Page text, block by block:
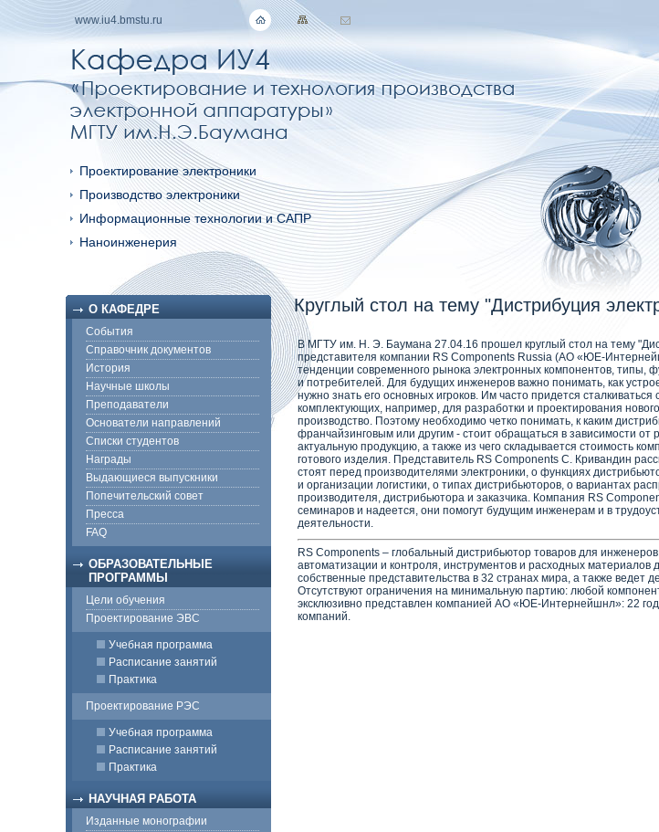
www.iu4.bmstu.ru
Проектирование электроники
Производство электроники
Информационные технологии и САПР
Наноинженерия
О КАФЕДРЕ
События
Справочник документов
История
Научные школы
Преподаватели
Основатели направлений
Списки студентов
Награды
Выдающиеся выпускники
Попечительский совет
Пресса
FAQ
ОБРАЗОВАТЕЛЬНЫЕ
ПРОГРАММЫ
Цели обучения
Проектирование ЭВС
Учебная программа
Расписание занятий
Практика
Проектирование РЭС
Учебная программа
Расписание занятий
Практика
НАУЧНАЯ РАБОТА
Изданные монографии
Круглый стол на тему "Дистрибуция
В МГТУ им. Н. Э. Баумана 27.04.16 прошел круглый стол на тему
представителя компании RS Components Russia (АО «ЮЕ-
тенденции современного рынока электронных компонентов, типы,
и потребителей. Для будущих инженеров важно понимать, как
нужно знать его основных игроков. Им часто придется
комплектующих, например, для разработки и проектирования
производство. Поэтому необходимо четко понимать, к каким
франчайзинговым или другим - стоит обращаться в зависимости
актуальную продукцию, а также из чего складывается стоимость
готового изделия. Представитель RS Components С. Кривандин
стоят перед производителями электроники, о функциях
и организации логистики, о типах дистрибьюторов, о вариантах
производителя, дистрибьютора и заказчика. Компания RS
семинаров и надеется, они помогут будущим инженерам и в
деятельности.
RS Components – глобальный дистрибьютор товаров для
автоматизации и контроля, инструментов и расходных
собственные представительства в 32 странах мира, а также ведет
Отсутствуют ограничения на минимальную партию: любой
эксклюзивно представлен компанией АО «ЮЕ-Интернейшнл»: 22
компаний.